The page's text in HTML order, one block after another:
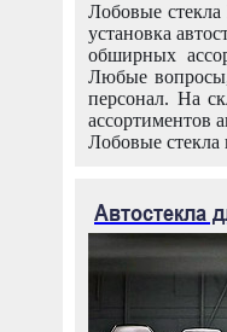
Лобовые
установка
обширных
Любые
персонал. На
ассортиментов
Лобовые стекла
Автостекла